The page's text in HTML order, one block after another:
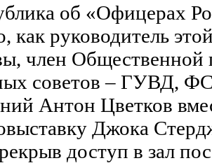
об «Офицерах
как руководитель
член Общественной
советов – ГУВД,
Антон Цветков
Джока
доступ в зал